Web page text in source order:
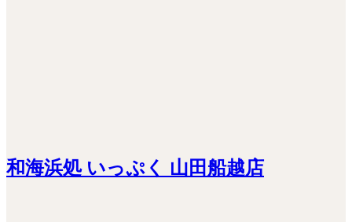
和海浜処 いっぷく 山田船越店